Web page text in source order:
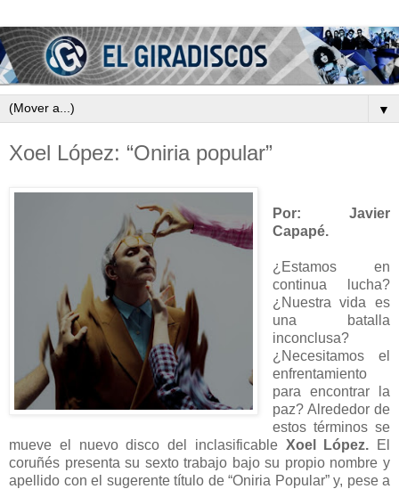
▼
Xoel López: “Oniria popular”
Por: Javier
Capapé.
¿Estamos en
continua lucha?
¿Nuestra vida es
una batalla
inconclusa?
¿Necesitamos el
enfrentamiento
para encontrar la
paz? Alrededor de
estos términos se
mueve el nuevo disco del inclasificable Xoel López. El
coruñés presenta su sexto trabajo bajo su propio nombre y
apellido con el sugerente título de “Oniria Popular” y, pese a